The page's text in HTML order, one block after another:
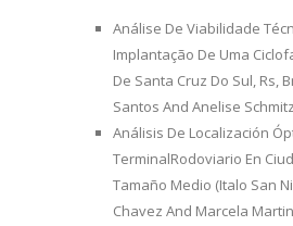
Análise De Viabilidade
Implantação De Uma
De Santa Cruz Do Sul, Rs,
Santos And Anelise
Análisis De Localización
TerminalRodoviario En
Tamaño Medio (Italo San
Chavez And Marcela